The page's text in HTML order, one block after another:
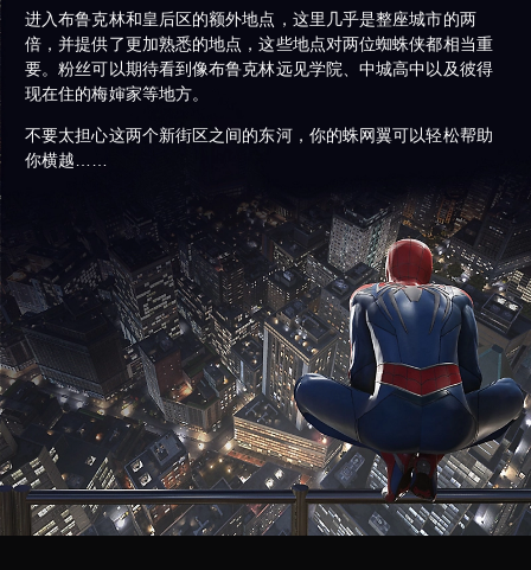
进入布鲁克林和皇后区的额外地点，这里几乎是整座城市的两
倍，并提供了更加熟悉的地点，这些地点对两位蜘蛛侠都相当重
要。粉丝可以期待看到像布鲁克林远见学院、中城高中以及彼得
现在住的梅婶家等地方。
不要太担心这两个新街区之间的东河，你的蛛网翼可以轻松帮助
你横越……